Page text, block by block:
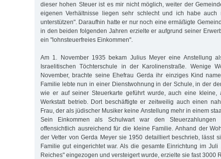
dieser hohen Steuer ist es mir nicht möglich, weiter der
eigenen Verhältnisse liegen sehr schlecht und ich habe auch
unterstützen". Daraufhin hatte er nur noch eine ermäßigte
in den beiden folgenden Jahren erzielte er aufgrund seiner
ein "lohnsteuerfreies Einkommen".
Am 1. November 1935 bekam Julius Meyer eine Anstellung
Israelitischen Töchterschule in der Karolinenstraße. Wenige
November, brachte seine Ehefrau Gerda ihr einziges Kind
Familie lebte nun in einer Dienstwohnung in der Schule, in der
wie er auf seiner Steuerkarte geführt wurde, auch eine kleine,
Werkstatt betrieb. Dort beschäftigte er zeitweilig auch einen
Frau, der als jüdischer Musiker keine Anstellung mehr in einem
Sein Einkommen als Schulwart war den Steuerzahlungen
offensichtlich ausreichend für die kleine Familie. Anhand der
der Vetter von Gerda Meyer sie 1950 detailliert beschrieb, lässt
Familie gut eingerichtet war. Als die gesamte Einrichtung im Juli
Reiches" eingezogen und versteigert wurde, erzielte sie fast 3000